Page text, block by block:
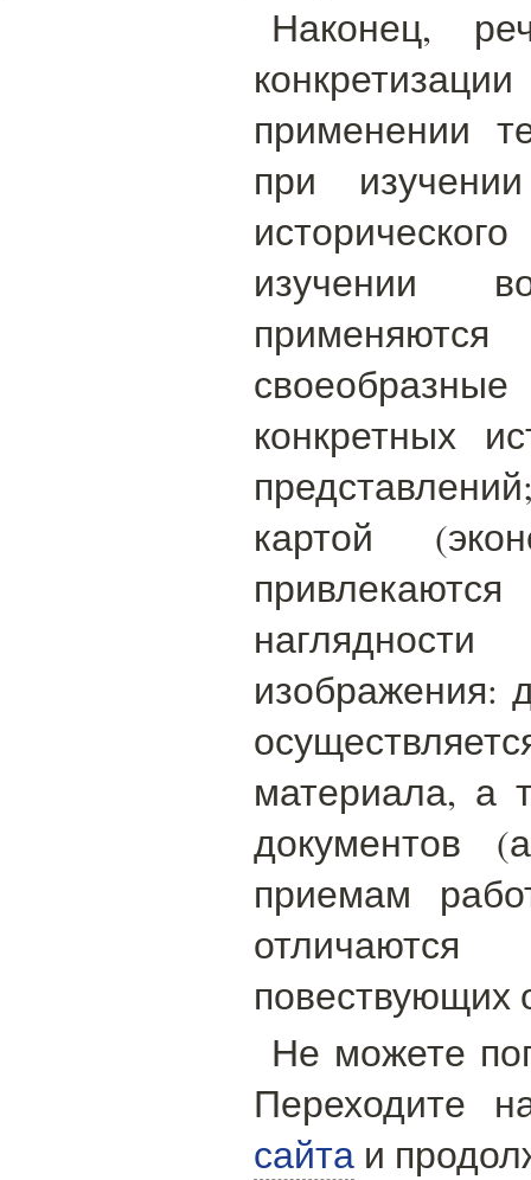
Наконец,
применении
при
изучении
конкретных
картой
изображения:
материала, а
документов
приемам
повествующих
Не можете
Переходите
сайта и